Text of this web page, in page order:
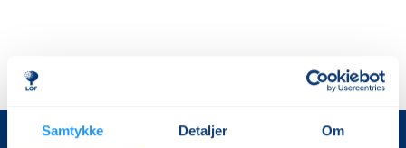
Samtykke Detaljer Om